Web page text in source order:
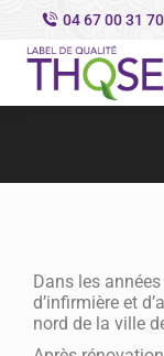
04 67 00 31 70
Dans les
d’infirmière et
nord de la ville